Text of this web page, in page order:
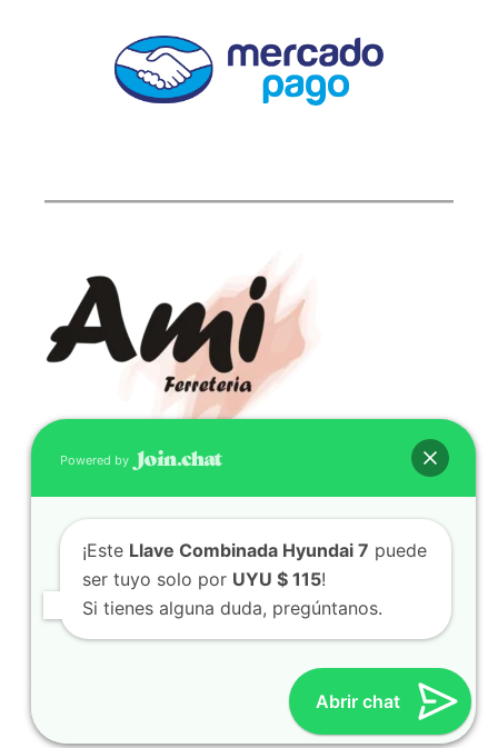
CONTACTO
(598) 099 466 212
correo@ferreami.com.uy
099 466 212
Facebook
Instagram
© 2021 – Ferretería AMI – Canelones, Uruguay | Creado
Viajar, Sudamérica en Auto
Powered by
¡Este Llave Combinada Hyundai 7 puede
ser tuyo solo por UYU $ 115!
Si tienes alguna duda, pregúntanos.
Abrir chat